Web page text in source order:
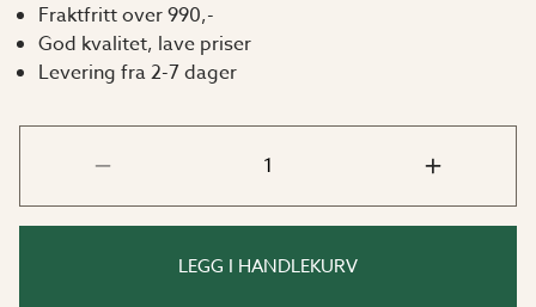
Fraktfritt over 990,-
God kvalitet, lave priser
Levering fra 2-7 dager
LEGG I HANDLEKURV